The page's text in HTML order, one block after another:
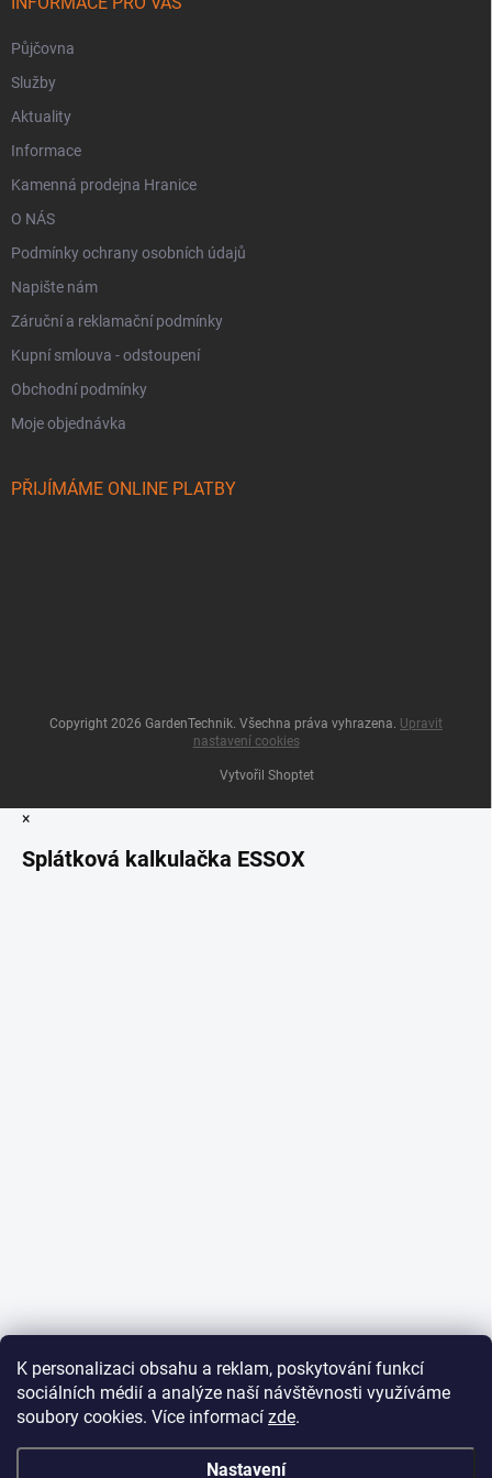
K personalizaci obsahu a reklam, poskytování funkcí
sociálních médií a analýze naší návštěvnosti využíváme
soubory cookies. Více informací zde.
Nastavení
Půjčovna
Služby
Aktuality
Informace
Kamenná prodejna Hranice
O NÁS
Podmínky ochrany osobních údajů
Napište nám
Záruční a reklamační podmínky
Kupní smlouva - odstoupení
Obchodní podmínky
Moje objednávka
PŘIJÍMÁME ONLINE PLATBY
Vytvořil Shoptet
Copyright 2026 GardenTechnik. Všechna práva vyhrazena. Upravit
nastavení cookies
×
Splátková kalkulačka ESSOX